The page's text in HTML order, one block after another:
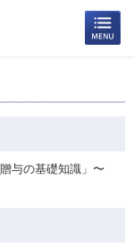
与の基礎知識」〜